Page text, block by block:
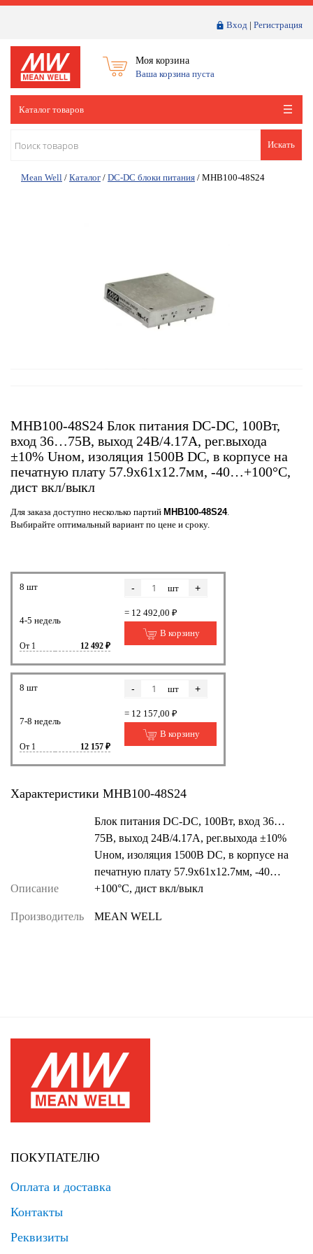
Вход | Регистрация
Моя корзина
Ваша корзина пуста
Каталог товаров
Искать
Mean Well / Каталог / DC-DC блоки питания / MHB100-48S24
MHB100-48S24 Блок питания DC-DC, 100Вт,
вход 36…75В, выход 24В/4.17А, рег.выхода
±10% Uном, изоляция 1500В DC, в корпусе на
печатную плату 57.9х61x12.7мм, -40…+100°С,
дист вкл/выкл
Для заказа доступно несколько партий MHB100-48S24.
Выбирайте оптимальный вариант по цене и сроку.
8 шт
4-5 недель
От 1 12 492 ₽
- шт +
= 12 492,00 ₽
В корзину
8 шт
7-8 недель
От 1 12 157 ₽
- шт +
= 12 157,00 ₽
В корзину
Характеристики MHB100-48S24
Описание
Блок питания DC-DC, 100Вт, вход 36…
75В, выход 24В/4.17А, рег.выхода ±10%
Uном, изоляция 1500В DC, в корпусе на
печатную плату 57.9х61x12.7мм, -40…
+100°С, дист вкл/выкл
Производитель MEAN WELL
ПОКУПАТЕЛЮ
Оплата и доставка
Контакты
Реквизиты